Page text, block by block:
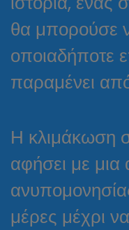
θα μπορούσε
οποιαδήποτε
παραμένει
Η κλιμάκωση
αφήσει με μια
μέρες μέχρι